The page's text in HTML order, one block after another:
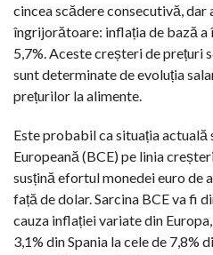
cincea scădere consecutivă, dar
îngrijorătoare: inflația de bază
5,7%. Aceste creșteri de prețuri
sunt determinate de evoluția
prețurilor la alimente.
Este probabil ca situația actuală
Europeană (BCE) pe linia
susțină efortul monedei euro de
față de dolar. Sarcina BCE va fi
cauza inflației variate din
3,1% din Spania la cele de 7,8%